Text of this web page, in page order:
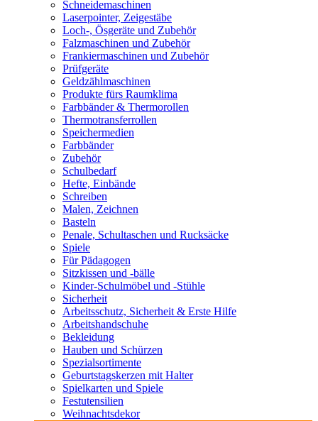
Schneidemaschinen
Laserpointer, Zeigestäbe
Loch-, Ösgeräte und Zubehör
Falzmaschinen und Zubehör
Frankiermaschinen und Zubehör
Prüfgeräte
Geldzählmaschinen
Produkte fürs Raumklima
Farbbänder & Thermorollen
Thermotransferrollen
Speichermedien
Farbbänder
Zubehör
Schulbedarf
Hefte, Einbände
Schreiben
Malen, Zeichnen
Basteln
Penale, Schultaschen und Rucksäcke
Spiele
Für Pädagogen
Sitzkissen und -bälle
Kinder-Schulmöbel und -Stühle
Sicherheit
Arbeitsschutz, Sicherheit & Erste Hilfe
Arbeitshandschuhe
Bekleidung
Hauben und Schürzen
Spezialsortimente
Geburtstagskerzen mit Halter
Spielkarten und Spiele
Festutensilien
Weihnachtsdekor